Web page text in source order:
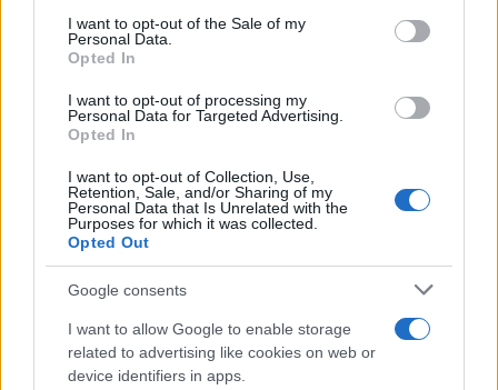
I want to opt-out of the Sale of my
Personal Data.
Opted In
I want to opt-out of processing my
Personal Data for Targeted Advertising.
Opted In
I want to opt-out of Collection, Use,
Retention, Sale, and/or Sharing of my
Personal Data that Is Unrelated with the
Purposes for which it was collected.
Opted Out
Google consents
I want to allow Google to enable storage
related to advertising like cookies on web or
device identifiers in apps.
su più fronti, dalle infrastrutture alla rigenerazione
urbana, dalla riqualificazione al rilancio dei